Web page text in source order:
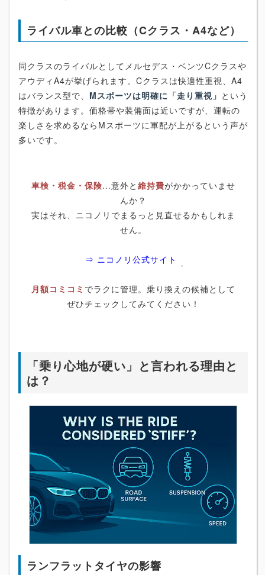
ライバル車との比較（Cクラス・A4など）
同クラスのライバルとしてメルセデス・ベンツCクラスや
アウディA4が挙げられます。Cクラスは快適性重視、A4
はバランス型で、 Mスポーツは明確に「走り重視」 という
特徴があります。価格帯や装備面は近いですが、運転の
楽しさを求めるならMスポーツに軍配が上がるという声が
多いです。
車検・税金・保険…意外と 維持費がかかっていませ
んか？
実はそれ、ニコノリでまるっと見直せるかもしれま
せん。
⇒ ニコノリ公式サイト
月額コミコミ でラクに管理。乗り換えの候補として
ぜひチェックしてみてください！
「乗り心地が硬い」と言われる理由と
は？
ランフラットタイヤの影響